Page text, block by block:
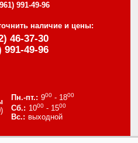
991-49-96
наличие и цены:
46-37-30
991-49-96
900- 1800
1000- 1500
выходной